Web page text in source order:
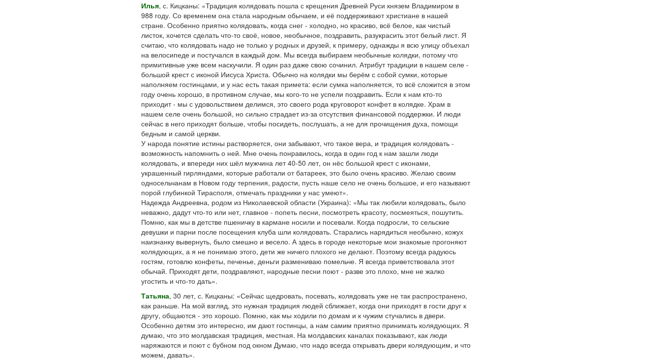
Илья, с. Кицканы: «Традиция колядовать пошла с крещения Древней Руси князем Владимиром в
988 году. Со временем она стала народным обычаем, и её поддерживают христиане в нашей
стране. Особенно приятно колядовать, когда снег - холодно, но красиво, всё белое, как чистый
листок, хочется сделать что-то своё, новое, необычное, поздравить, разукрасить этот белый лист. Я
считаю, что колядовать надо не только у родных и друзей, к примеру, однажды я всю улицу объехал
на велосипеде и постучался в каждый дом. Мы всегда выбираем необычные колядки, потому что
примитивные уже всем наскучили. Я один раз даже свою сочинил. Атрибут традиции в нашем селе -
большой крест с иконой Иисуса Христа. Обычно на колядки мы берём с собой сумки, которые
наполняем гостинцами, и у нас есть такая примета: если сумка наполняется, то всё сложится в этом
году очень хорошо, в противном случае, мы кого-то не успели поздравить. Если к нам кто-то
приходит - мы с удовольствием делимся, это своего рода круговорот конфет в колядке. Храм в
нашем селе очень большой, но сильно страдает из-за отсутствия финансовой поддержки. И люди
сейчас в него приходят больше, чтобы посидеть, послушать, а не для прочищения духа, помощи
бедным и самой церкви.
У народа понятие истины растворяется, они забывают, что такое вера, и традиция колядовать -
возможность напомнить о ней. Мне очень понравилось, когда в один год к нам зашли люди
колядовать, и впереди них шёл мужчина лет 40-50 лет, он нёс большой крест с иконами,
украшенный гирляндами, которые работали от батареек, это было очень красиво. Желаю своим
односельчанам в Новом году терпения, радости, пусть наше село не очень большое, и его называют
порой глубинкой Тирасполя, отмечать праздники у нас умеют».
Надежда Андреевна, родом из Николаевской области (Украина): «Мы так любили колядовать, было
неважно, дадут что-то или нет, главное - попеть песни, посмотреть красоту, посмеяться, пошутить.
Помню, как мы в детстве пшеничку в кармане носили и посевали. Когда подросли, то сельские
девушки и парни после посещения клуба шли колядовать. Старались нарядиться необычно, кожух
наизнанку вывернуть, было смешно и весело. А здесь в городе некоторые мои знакомые прогоняют
колядующих, а я не понимаю этого, дети же ничего плохого не делают. Поэтому всегда радуюсь
гостям, готовлю конфеты, печенье, деньги размениваю помельче. Я всегда приветствовала этот
обычай. Приходят дети, поздравляют, народные песни поют - разве это плохо, мне не жалко
угостить и что-то дать».
Татьяна, 30 лет, с. Кицканы: «Сейчас щедровать, посевать, колядовать уже не так распространено,
как раньше. На мой взгляд, это нужная традиция людей сближает, когда они приходят в гости друг к
другу, общаются - это хорошо. Помню, как мы ходили по домам и к чужим стучались в двери.
Особенно детям это интересно, им дают гостинцы, а нам самим приятно принимать колядующих. Я
думаю, что это молдавская традиция, местная. На молдавских каналах показывают, как люди
наряжаются и поют с бубном под окном Думаю, что надо всегда открывать двери колядующим, и что
можем, давать».